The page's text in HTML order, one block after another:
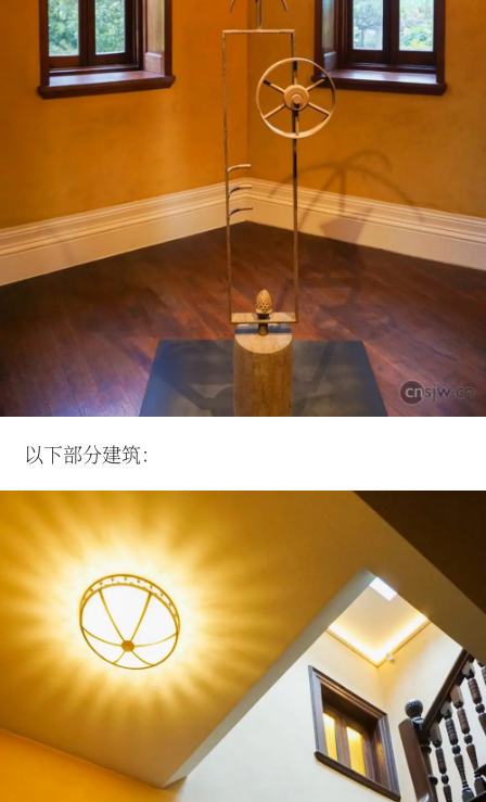
以下部分建筑：